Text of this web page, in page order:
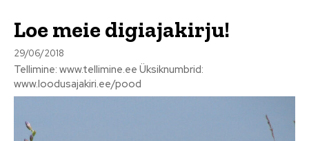
Loe meie digiajakirju!
29/06/2018
Tellimine: www.tellimine.ee Üksiknumbrid:
www.loodusajakiri.ee/pood